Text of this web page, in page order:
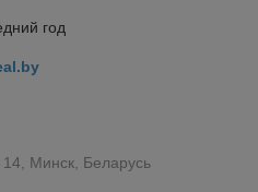
год
Минск, Беларусь